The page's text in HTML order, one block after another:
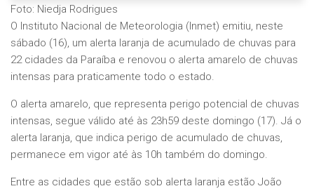
Foto: Niedja Rodrigues
O Instituto Nacional de Meteorologia (Inmet) emitiu, neste
sábado (16), um alerta laranja de acumulado de chuvas para
22 cidades da Paraíba e renovou o alerta amarelo de chuvas
intensas para praticamente todo o estado.
O alerta amarelo, que representa perigo potencial de chuvas
intensas, segue válido até às 23h59 deste domingo (17). Já o
alerta laranja, que indica perigo de acumulado de chuvas,
permanece em vigor até às 10h também do domingo.
Entre as cidades que estão sob alerta laranja estão João